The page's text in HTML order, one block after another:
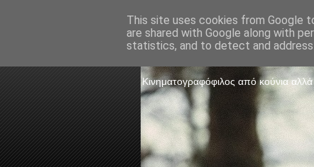
The Frame
Κινηματογραφόφιλος από κούνια
This site uses cookies from Google
are shared with Google along with
statistics, and to detect and address